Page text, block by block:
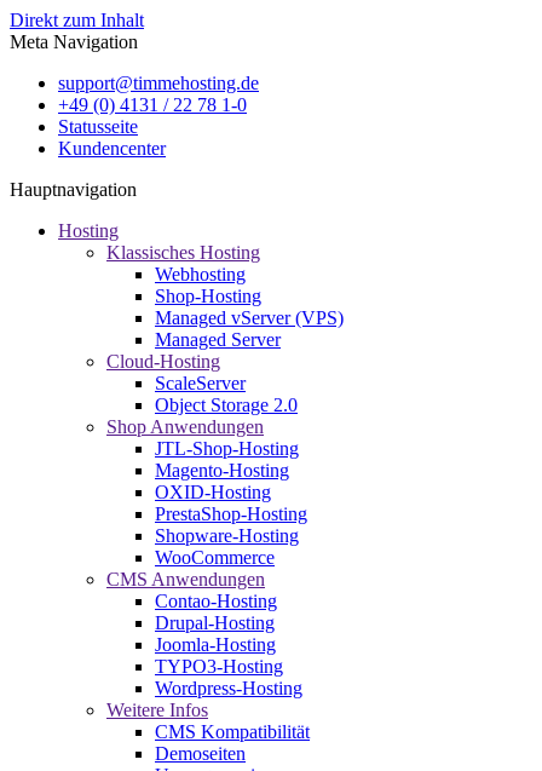
Direkt zum Inhalt
Meta Navigation
support@timmehosting.de
+49 (0) 4131 / 22 78 1-0
Statusseite
Kundencenter
Hauptnavigation
Hosting
Klassisches Hosting
Webhosting
Shop-Hosting
Managed vServer (VPS)
Managed Server
Cloud-Hosting
ScaleServer
Object Storage 2.0
Shop Anwendungen
JTL-Shop-Hosting
Magento-Hosting
OXID-Hosting
PrestaShop-Hosting
Shopware-Hosting
WooCommerce
CMS Anwendungen
Contao-Hosting
Drupal-Hosting
Joomla-Hosting
TYPO3-Hosting
Wordpress-Hosting
Weitere Infos
CMS Kompatibilität
Demoseiten